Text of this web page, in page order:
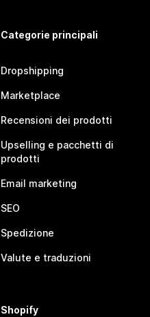
Categorie principali
Dropshipping
Marketplace
Recensioni dei prodotti
Upselling e pacchetti di
prodotti
Email marketing
SEO
Spedizione
Valute e traduzioni
Shopify